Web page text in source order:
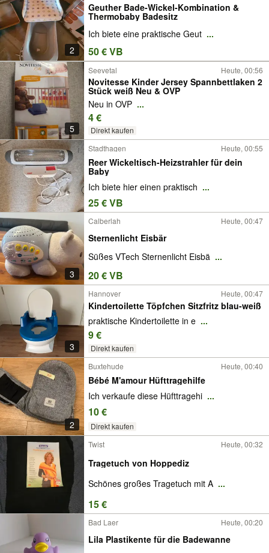
2
Geuther Bade-Wickel-Kombination &
Thermobaby Badesitz
Ich biete eine praktische Geut ...
50 € VB
5
Seevetal Heute, 00:56
Novitesse Kinder Jersey Spannbettlaken 2
Stück weiß Neu & OVP
Neu in OVP ...
4 €
Direkt kaufen
Stadthagen
Heute, 00:55
Reer Wickeltisch-Heizstrahler für dein
Baby
Ich biete hier einen praktisch ...
25 € VB
3
Calberlah Heute, 00:47
Sternenlicht Eisbär
Süßes VTech Sternenlicht Eisbä ...
20 € VB
3
Hannover Heute, 00:47
Kindertoilette Töpfchen Sitzfritz blau-weiß
praktische Kindertoilette in e ...
9 €
Direkt kaufen
2
Buxtehude Heute, 00:40
Bébé M'amour Hüfttragehilfe
Ich verkaufe diese Hüfttragehi ...
10 €
Direkt kaufen
Twist
Heute, 00:32
Tragetuch von Hoppediz
Schönes großes Tragetuch mit A ...
15 €
Bad Laer Heute, 00:20
Lila Plastikente für die Badewanne